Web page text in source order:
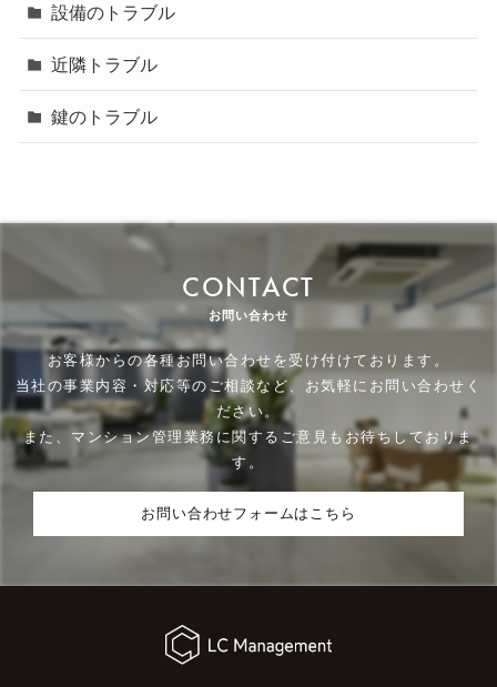
設備のトラブル
近隣トラブル
鍵のトラブル
CONTACT
お問い合わせ
お客様からの各種お問い合わせを受け付けております。
当社の事業内容・対応等のご相談など、お気軽にお問い合わせく
ださい。
また、マンション管理業務に関するご意見もお待ちしておりま
す。
お問い合わせフォームはこちら